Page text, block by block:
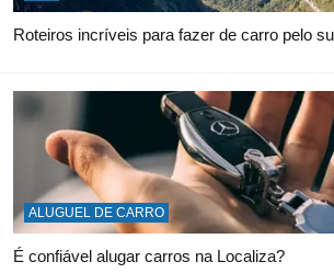
Roteiros incríveis para fazer de carro pelo
É confiável alugar carros na Localiza?
ALUGUEL DE CARRO